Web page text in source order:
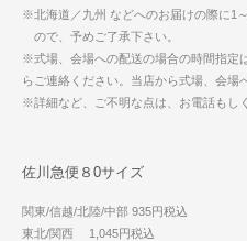
※北海道／九州 などへのお届けの際に1
ので、予めご了承下さい。
※式場、会場への配送の場合の時間指定
らご連絡ください。当店から式場、会場
※詳細など、ご不明な点は、お電話もし
佐川急便８0サイズ
関東/信越/北陸/中部 935円税込
東北/関西 1,045円税込